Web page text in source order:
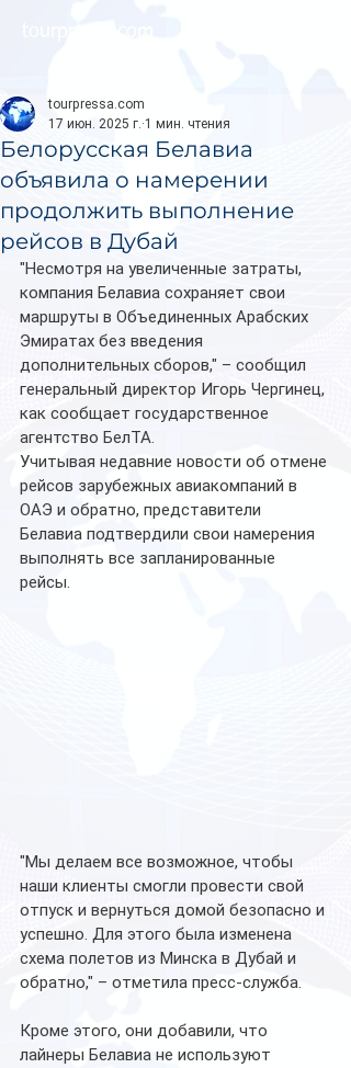
Белорусская Белавиа
объявила о намерении
продолжить выполнение
рейсов в Дубай
tourpressa.com
17 июн. 2025 г. 1 мин. чтения
"Несмотря на увеличенные затраты,
компания Белавиа сохраняет свои
маршруты в Объединенных Арабских
Эмиратах без введения
дополнительных сборов," – сообщил
генеральный директор Игорь Чергинец,
как сообщает государственное
агентство БелТА.
Учитывая недавние новости об отмене
рейсов зарубежных авиакомпаний в
ОАЭ и обратно, представители
Белавиа подтвердили свои намерения
выполнять все запланированные
рейсы.
"Мы делаем все возможное, чтобы
наши клиенты смогли провести свой
отпуск и вернуться домой безопасно и
успешно. Для этого была изменена
схема полетов из Минска в Дубай и
обратно," – отметила пресс-служба.
Кроме этого, они добавили, что
лайнеры Белавиа не используют